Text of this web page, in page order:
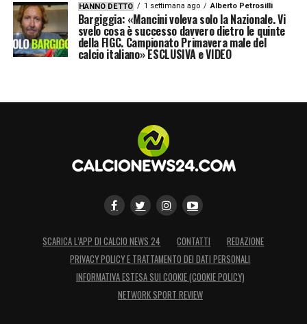
HANNO DETTO 1 settimana ago Alberto Petrosilli
Bargiggia: «Mancini voleva solo la Nazionale. Vi
svelo cosa è successo davvero dietro le quinte
della FIGC. Campionato Primavera male del
calcio italiano» ESCLUSIVA e VIDEO
SCARICA L’APP DI CALCIO NEWS 24 CONTATTI
REDAZIONE
PRIVACY POLICY E TRATTAMENTO DEI DATI PERSONALI
INFORMATIVA ESTESA SUI COOKIE (COOKIE POLICY)
NETWORK SPORT REVIEW